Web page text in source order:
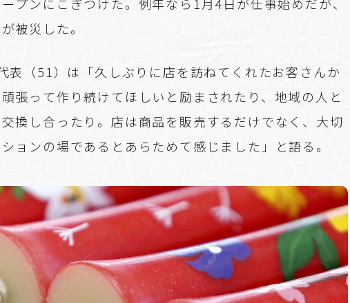
被災した。
表（51）は「久しぶりに店を訪ねてくれたお客さんか
張って作り続けてほしいと励まされたり、地域の人と
換し合ったり。店は商品を販売するだけでなく、大切
ョンの場であるとあらためて感じました」と語る。